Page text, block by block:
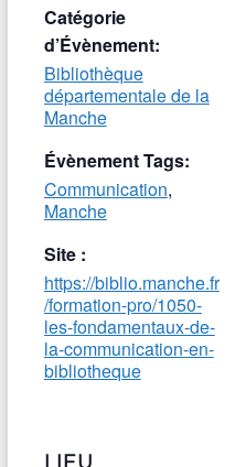
Catégorie
d’Évènement:
Bibliothèque
départementale de la
Manche
Évènement Tags:
Communication,
Manche
Site :
https://biblio.manche.fr
/formation-pro/1050-
les-fondamentaux-de-
la-communication-en-
bibliotheque